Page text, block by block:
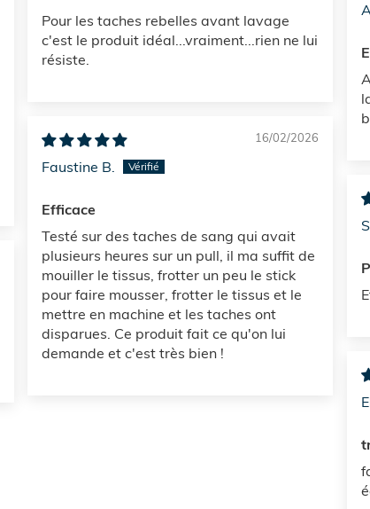
Pour les taches rebelles avant lavage
c'est le produit idéal...vraiment...rien ne lui
résiste.
16/02/2026
Faustine B.
Efficace
Testé sur des taches de sang qui avait
plusieurs heures sur un pull, il ma suffit de
mouiller le tissus, frotter un peu le stick
pour faire mousser, frotter le tissus et le
mettre en machine et les taches ont
disparues. Ce produit fait ce qu'on lui
demande et c'est très bien !